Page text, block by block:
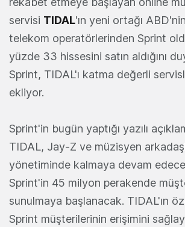
servisi TIDAL'ın yeni ortağı
telekom operatörlerinden Sprint
yüzde 33 hissesini satın aldığını
Sprint, TIDAL'ı katma değerli
ekliyor.
Sprint'in bugün yaptığı yazılı
TIDAL, Jay-Z ve müzisyen
yönetiminde kalmaya devam
Sprint'in 45 milyon perakende
sunulmaya başlanacak. TIDAL'ın
Sprint müşterilerinin erişimini